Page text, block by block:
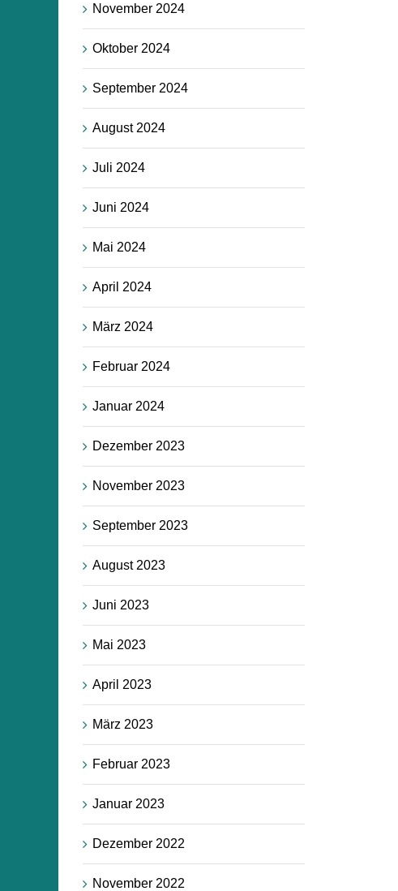
November 2024
Oktober 2024
September 2024
August 2024
Juli 2024
Juni 2024
Mai 2024
April 2024
März 2024
Februar 2024
Januar 2024
Dezember 2023
November 2023
September 2023
August 2023
Juni 2023
Mai 2023
April 2023
März 2023
Februar 2023
Januar 2023
Dezember 2022
November 2022